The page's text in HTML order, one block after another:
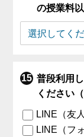
の授業料
普段利用
ください
LINE（友
LINE（フ